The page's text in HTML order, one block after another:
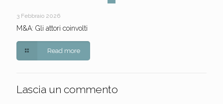
3 Febbraio 2026
M&A: Gli attori coinvolti
Read more
Lascia un commento